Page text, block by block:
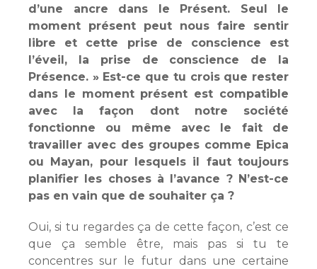
d’une ancre dans le Présent. Seul le
moment présent peut nous faire sentir
libre et cette prise de conscience est
l’éveil, la prise de conscience de la
Présence. » Est-ce que tu crois que rester
dans le moment présent est compatible
avec la façon dont notre société
fonctionne ou même avec le fait de
travailler avec des groupes comme Epica
ou Mayan, pour lesquels il faut toujours
planifier les choses à l’avance ? N’est-ce
pas en vain que de souhaiter ça ?
Oui, si tu regardes ça de cette façon, c’est ce
que ça semble être, mais pas si tu te
concentres sur le futur dans une certaine